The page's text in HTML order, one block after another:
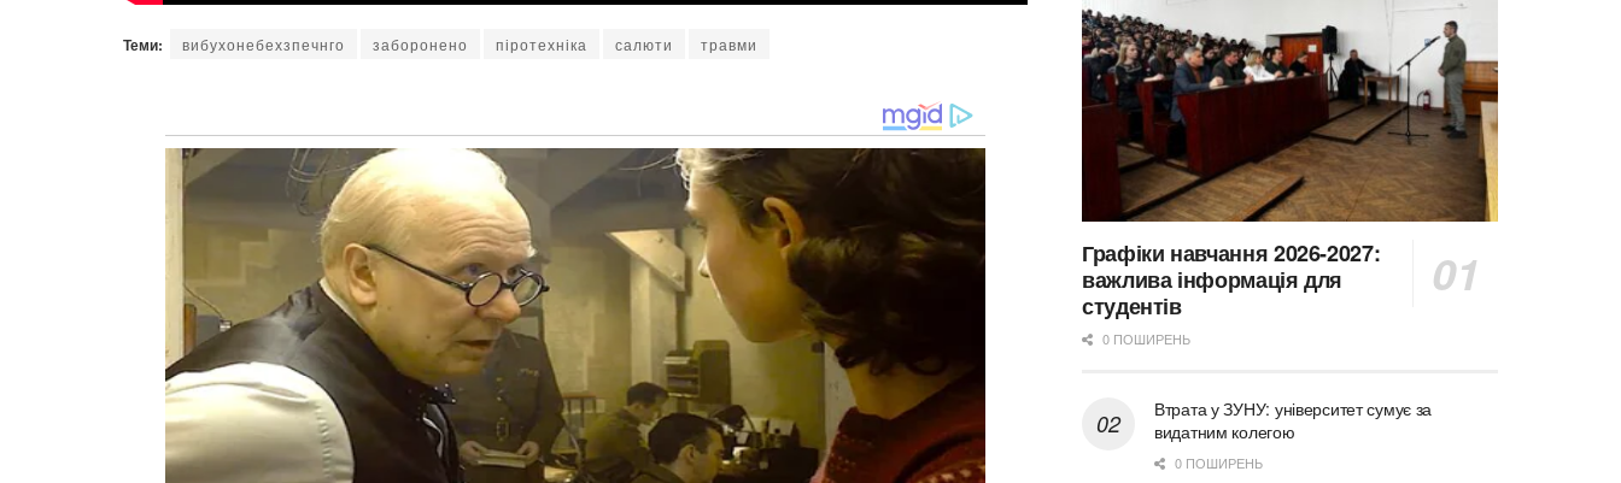
Теми: вибухонебехзпечнго заборонено піротехніка салюти травми
Графіки навчання 2026-2027:
важлива інформація для
студентів
0 ПОШИРЕНЬ
Втрата у ЗУНУ: університет сумує за
видатним колегою
0 ПОШИРЕНЬ